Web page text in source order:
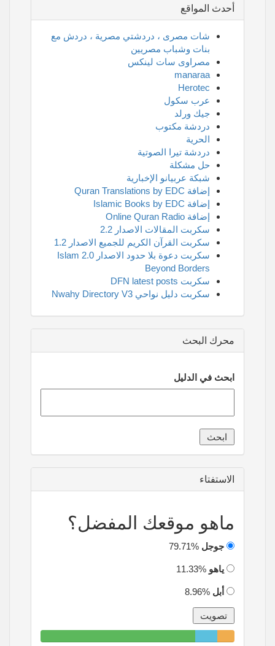
أحدث المواقع
شات مصرى ، دردشتي مصرية ، دردش مع
بنات وشباب مصريين
مصراوى سات لينكس
manaraa
Herotec
عرب سكول
جيك ورلد
دردشة مكتوب
الحرية
دردشة تيرا الصوتية
حل مشكلة
شبكة عربيانو الإخبارية
إضافة Quran Translations by EDC
إضافة Islamic Books by EDC
إضافة Online Quran Radio
سكربت المقالات الاصدار 2.2
سكربت القرآن الكريم للجميع الاصدار 1.2
سكربت دعوة بلا حدود الاصدار 2.0 Islam
Beyond Borders
سكربت DFN latest posts
سكربت دليل نواحي Nwahy Directory V3
محرك البحث
ابحث في الدليل
الاستفتاء
ماهو موقعك المفضل؟
جوجل
ياهو
أبل